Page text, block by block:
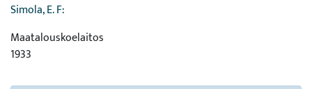
Simola, E. F:
Maatalouskoelaitos
1933